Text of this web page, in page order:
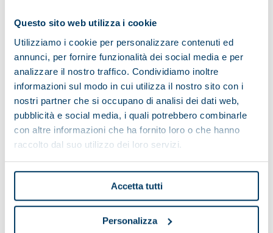
Questo sito web utilizza i cookie
Utilizziamo i cookie per personalizzare contenuti ed
annunci, per fornire funzionalità dei social media e per
analizzare il nostro traffico. Condividiamo inoltre
informazioni sul modo in cui utilizza il nostro sito con i
nostri partner che si occupano di analisi dei dati web,
pubblicità e social media, i quali potrebbero combinarle
con altre informazioni che ha fornito loro o che hanno
raccolto dal suo utilizzo dei loro servizi.
Accetta tutti
Personalizza
To receive marketing activities
I consent I do not consent
To profiling activities
By clicking send button, I confirm that I request the service
indicated in point a) of these guidelines; my consent to the